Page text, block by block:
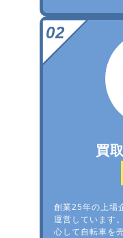
買
創業25年の上場
運営しています
心して自転車を